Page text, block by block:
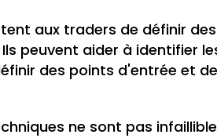
aux traders de définir
peuvent aider à identifier
des points d'entrée et
ne sont pas